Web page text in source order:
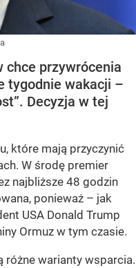
chce przywrócenia
tygodnie wakacji –
Decyzja w tej
które mają przyczynić
W środę premier
najbliższe 48 godzin
ponieważ – jak
USA Donald Trump
Ormuz w tym czasie.
różne warianty wsparcia.